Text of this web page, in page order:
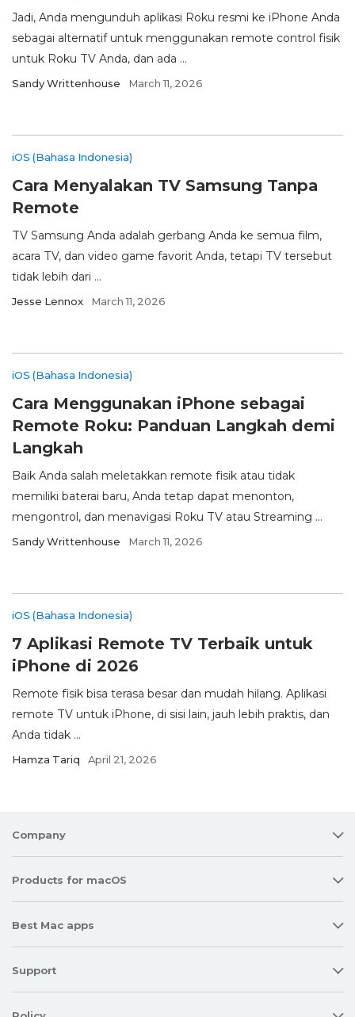
Jadi, Anda mengunduh aplikasi Roku resmi ke iPhone Anda
sebagai alternatif untuk menggunakan remote control fisik
untuk Roku TV Anda, dan ada ...
Sandy Writtenhouse March 11, 2026
iOS (Bahasa Indonesia)
Cara Menyalakan TV Samsung Tanpa
Remote
TV Samsung Anda adalah gerbang Anda ke semua film,
acara TV, dan video game favorit Anda, tetapi TV tersebut
tidak lebih dari ...
Jesse Lennox March 11, 2026
iOS (Bahasa Indonesia)
Cara Menggunakan iPhone sebagai
Remote Roku: Panduan Langkah demi
Langkah
Baik Anda salah meletakkan remote fisik atau tidak
memiliki baterai baru, Anda tetap dapat menonton,
mengontrol, dan menavigasi Roku TV atau Streaming ...
Sandy Writtenhouse March 11, 2026
iOS (Bahasa Indonesia)
7 Aplikasi Remote TV Terbaik untuk
iPhone di 2026
Remote fisik bisa terasa besar dan mudah hilang. Aplikasi
remote TV untuk iPhone, di sisi lain, jauh lebih praktis, dan
Anda tidak ...
Hamza Tariq April 21, 2026
Company
Products for macOS
Best Mac apps
Support